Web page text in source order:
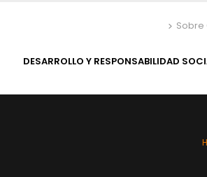
Sobre
DESARROLLO Y RESPONSABILIDAD